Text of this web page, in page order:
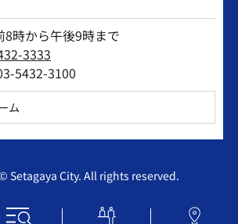
時から午後9時まで
3333
5432-3100
ム
Setagaya City. All rights reserved.